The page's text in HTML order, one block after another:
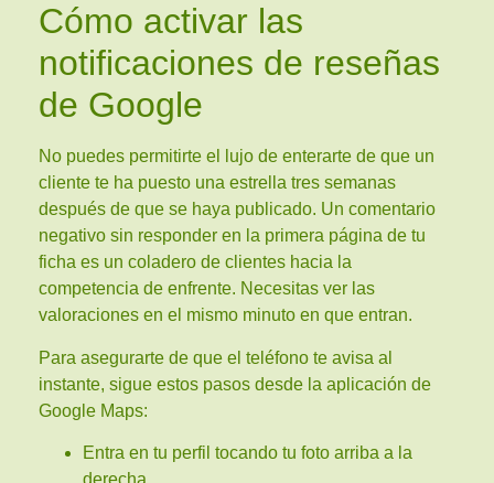
Cómo activar las
notificaciones de reseñas
de Google
No puedes permitirte el lujo de enterarte de que un
cliente te ha puesto una estrella tres semanas
después de que se haya publicado. Un comentario
negativo sin responder en la primera página de tu
ficha es un coladero de clientes hacia la
competencia de enfrente. Necesitas ver las
valoraciones en el mismo minuto en que entran.
Para asegurarte de que el teléfono te avisa al
instante, sigue estos pasos desde la aplicación de
Google Maps:
Entra en tu perfil tocando tu foto arriba a la
derecha.